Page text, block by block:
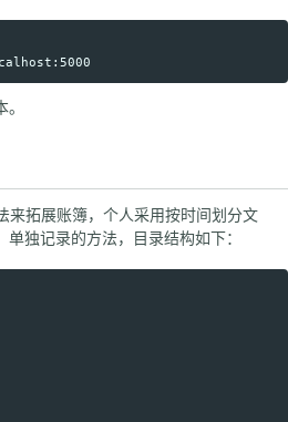
来拓展账簿，个人采用按时间划分文
独记录的方法，目录结构如下：